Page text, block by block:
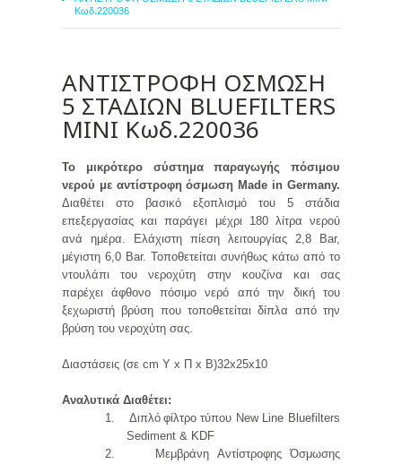
Κωδ.220036
ΑΝΤΙΣΤΡΟΦΗ ΟΣΜΩΣΗ
5 ΣΤΑΔΙΩΝ BLUEFILTERS
MINI Κωδ.220036
Το μικρότερο σύστημα παραγωγής πόσιμου
νερού με αντίστροφη όσμωση Made in Germany.
Διαθέτει στο βασικό εξοπλισμό του 5 στάδια
επεξεργασίας και παράγει μέχρι 180 λίτρα νερού
ανά ημέρα. Ελάχιστη πίεση λειτουργίας 2,8 Bar,
μέγιστη 6,0 Bar. Τοποθετείται συνήθως κάτω από το
ντουλάπι του νεροχύτη στην κουζίνα και σας
παρέχει άφθονο πόσιμο νερό από την δική του
ξεχωριστή βρύση που τοποθετείται δίπλα από την
βρύση του νεροχύτη σας.
Διαστάσεις (σε cm Υ x Π x Β)32x25x10
Αναλυτικά Διαθέτει:
1.
Διπλό φίλτρο τύπου New Line Bluefilters
Sediment & KDF
2.
Μεμβράνη Αντίστροφης Όσμωσης